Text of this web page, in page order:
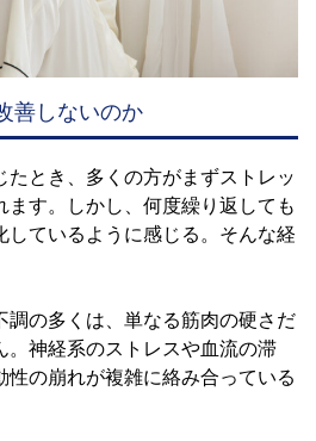
善しないのか
たとき、多くの方がまずストレッ
ます。しかし、何度繰り返しても
しているように感じる。そんな経
調の多くは、単なる筋肉の硬さだ
。神経系のストレスや血流の滞
性の崩れが複雑に絡み合っている